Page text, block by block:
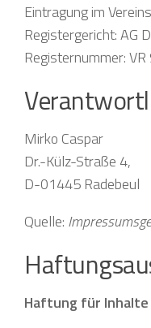
Eintragung im
Registergericht: AG
Registernummer:
Mirko Caspar
Dr.-Külz-Straße 4,
D-01445 Radebeul
Quelle:
Haftung für Inhalte